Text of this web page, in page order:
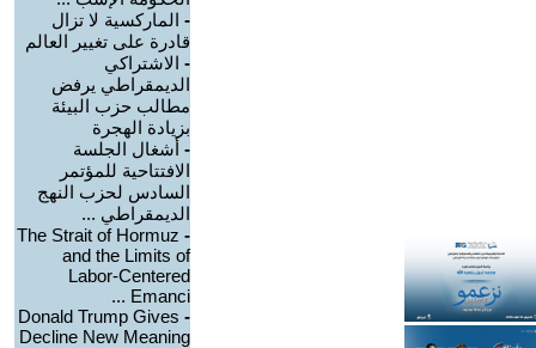
- الماركسية لا تزال
قادرة على تغيير العالم
- الاشتراكي
الديمقراطي يرفض
مطالب حزب البيئة
بزيادة الهجرة
- أشغال الجلسة
الافتتاحية للمؤتمر
السادس لحزب النهج
الديمقراطي ...
-
The Strait of Hormuz
and the Limits of
Labor-Centered
Emanci ...
-
Donald Trump Gives
Decline New Meaning